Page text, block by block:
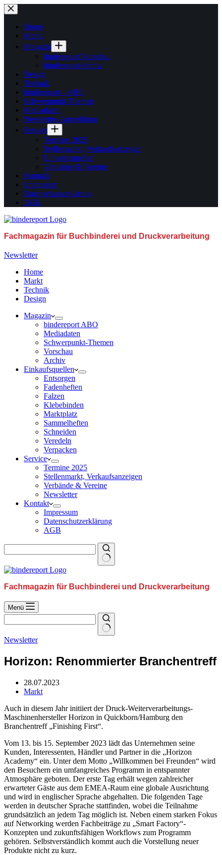
Zum
Inhalt
springenHome
Markt
Magazin
bindereport Vorschau
bindereport Archiv
Design
Technik
bindereport – ABO
Schwerpunkt-Themen
Mediadaten
Newsletter-Anmeldung
Service
Termine 2025
Stellenmarkt, Verkaufsanzeigen
Einkaufsquellen
Verbände & Vereine
Kontakt
Impressum
Datenschutzerklärung
AGB
Fachmagazin für Buchbinderei und Druckverarbeitung
Newsletter
Home
Markt
Technik
Design
Magazin
bindereport ABO
Mediadaten
Schwerpunkt-Themen
Vorschau
Archiv
Einkaufsquellen
Entsorgen
Fadenheften
Falzen
Klebebinden
Marktplatz
Sammelheften
Schneiden
Veredeln
Verpacken
Service
Termine 2025
Stellenmarkt, Verkaufsanzeigen
Verbände & Vereine
Newsletter
Kontakt
Impressum
Datenschutzerklärung
AGB
Fachmagazin für Buchbinderei und Druckverarbeitung
Menü
Newsletter
Horizon: Renommierter Branchentreff
28.07.2023
Markt
Auch in diesem Jahr initiiert der Druck-Weiterverarbeitungs-
Maschinenhersteller Horizon in Quickborn/Hamburg den
Branchentreff „Finishing First“.
Vom 13. bis 15. September 2023 lädt das Unternehmen seine
Kunden, Interessenten, Händler und Partner in die „Horizon
Academy“ ein. Unter dem Motto „Willkommen bei Freunden“ wird
den Besuchern ein umfangreiches Programm in entspannter
Atmosphäre geboten. Der erste Tag erhält wegen zahlreicher
erwarteter Gäste aus dem EMEA-Raum eine globale Ausrichtung
und wird in englischer Sprache abgehalten. Die folgenden Tage
werden in deutscher Sprache stattfinden, wobei die Teilnahme
grundsätzlich an jedem Tag möglich ist. Neben einem starken Fokus
auf Networking werden Fachbeiträge zu „Smart Factory“-
Konzepten und zukunftsfähigen Workflows zum Programm
gehören. Selbstverständlich kommt auch die Vorstellung neuer
Produkte nicht zu kurz.